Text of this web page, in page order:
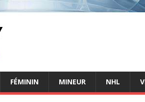
FÉMININ MINEUR NHL